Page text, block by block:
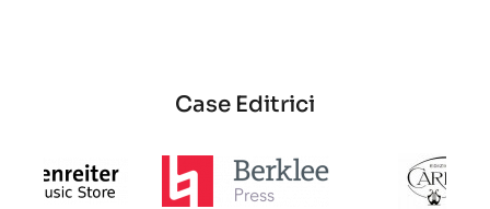
Case Editrici